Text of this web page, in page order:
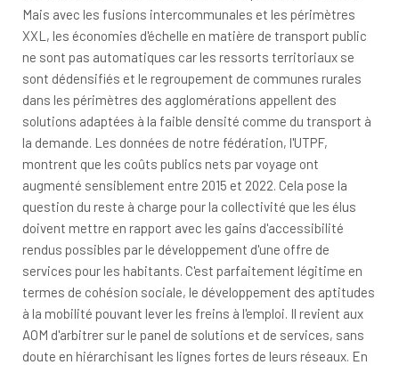
Mais avec les fusions intercommunales et les périmètres
XXL, les économies d'échelle en matière de transport public
ne sont pas automatiques car les ressorts territoriaux se
sont dédensifiés et le regroupement de communes rurales
dans les périmètres des agglomérations appellent des
solutions adaptées à la faible densité comme du transport à
la demande. Les données de notre fédération, l'UTPF,
montrent que les coûts publics nets par voyage ont
augmenté sensiblement entre 2015 et 2022. Cela pose la
question du reste à charge pour la collectivité que les élus
doivent mettre en rapport avec les gains d'accessibilité
rendus possibles par le développement d'une offre de
services pour les habitants. C'est parfaitement légitime en
termes de cohésion sociale, le développement des aptitudes
à la mobilité pouvant lever les freins à l'emploi. Il revient aux
AOM d'arbitrer sur le panel de solutions et de services, sans
doute en hiérarchisant les lignes fortes de leurs réseaux. En